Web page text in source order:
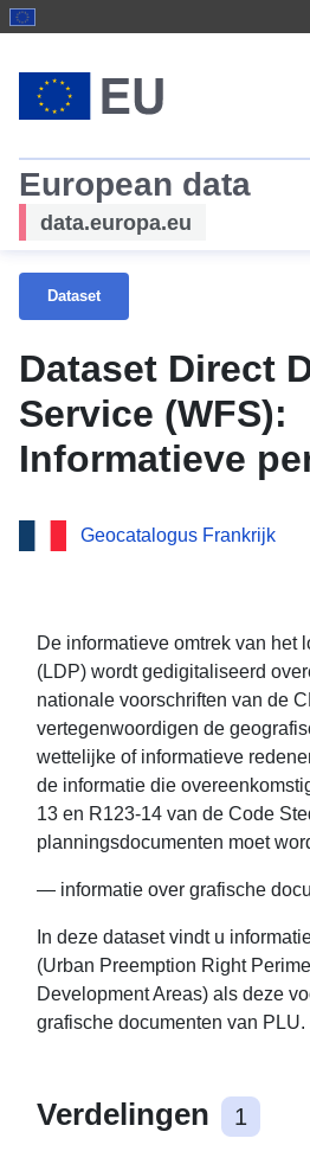
European data
data.europa.eu
Dataset
Dataset Direct
Service (WFS):
Informatieve
planningsplan
Geocatalogus Frankrijk
De informatieve omtrek van het
(LDP) wordt gedigitaliseerd
nationale voorschriften van de
vertegenwoordigen de
wettelijke of informatieve
de informatie die
13 en R123-14 van de Code
planningsdocumenten moet
— informatie over grafische
In deze dataset vindt u
(Urban Preemption Right
Development Areas) als deze
grafische documenten van PLU.
Verdelingen 1